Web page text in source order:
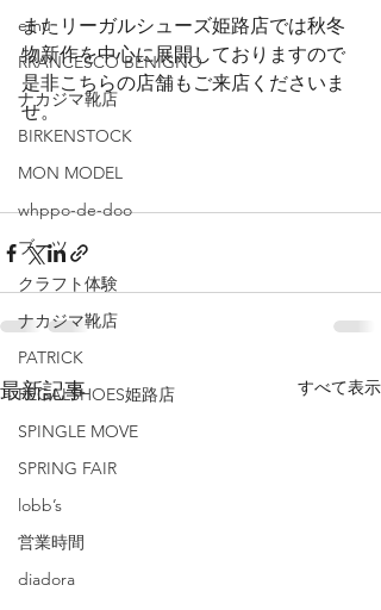
emu
RRANCESCO BENIGNO
ナカジマ靴店
BIRKENSTOCK
MON MODEL
whppo-de-doo
ブーツ
クラフト体験
ナカジマ靴店
PATRICK
REGALSHOES姫路店
SPINGLE MOVE
SPRING FAIR
lobb’s
営業時間
diadora
またリーガルシューズ姫路店では秋冬
物新作を中心に展開しておりますので
是非こちらの店舗もご来店くださいま
せ。
最新記事 すべて表示